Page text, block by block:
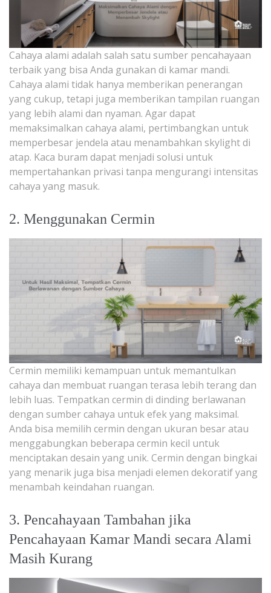
Cahaya alami adalah salah satu sumber pencahayaan
terbaik yang bisa Anda gunakan di kamar mandi.
Cahaya alami tidak hanya memberikan penerangan
yang cukup, tetapi juga memberikan tampilan ruangan
yang lebih alami dan nyaman. Agar dapat
memaksimalkan cahaya alami, pertimbangkan untuk
memperbesar jendela atau menambahkan skylight di
atap. Kaca buram dapat menjadi solusi untuk
mempertahankan privasi tanpa mengurangi intensitas
cahaya yang masuk.
2. Menggunakan Cermin
Cermin memiliki kemampuan untuk memantulkan
cahaya dan membuat ruangan terasa lebih terang dan
lebih luas. Tempatkan cermin di dinding berlawanan
dengan sumber cahaya untuk efek yang maksimal.
Anda bisa memilih cermin dengan ukuran besar atau
menggabungkan beberapa cermin kecil untuk
menciptakan desain yang unik. Cermin dengan bingkai
yang menarik juga bisa menjadi elemen dekoratif yang
menambah keindahan ruangan.
3. Pencahayaan Tambahan jika
Pencahayaan Kamar Mandi secara Alami
Masih Kurang